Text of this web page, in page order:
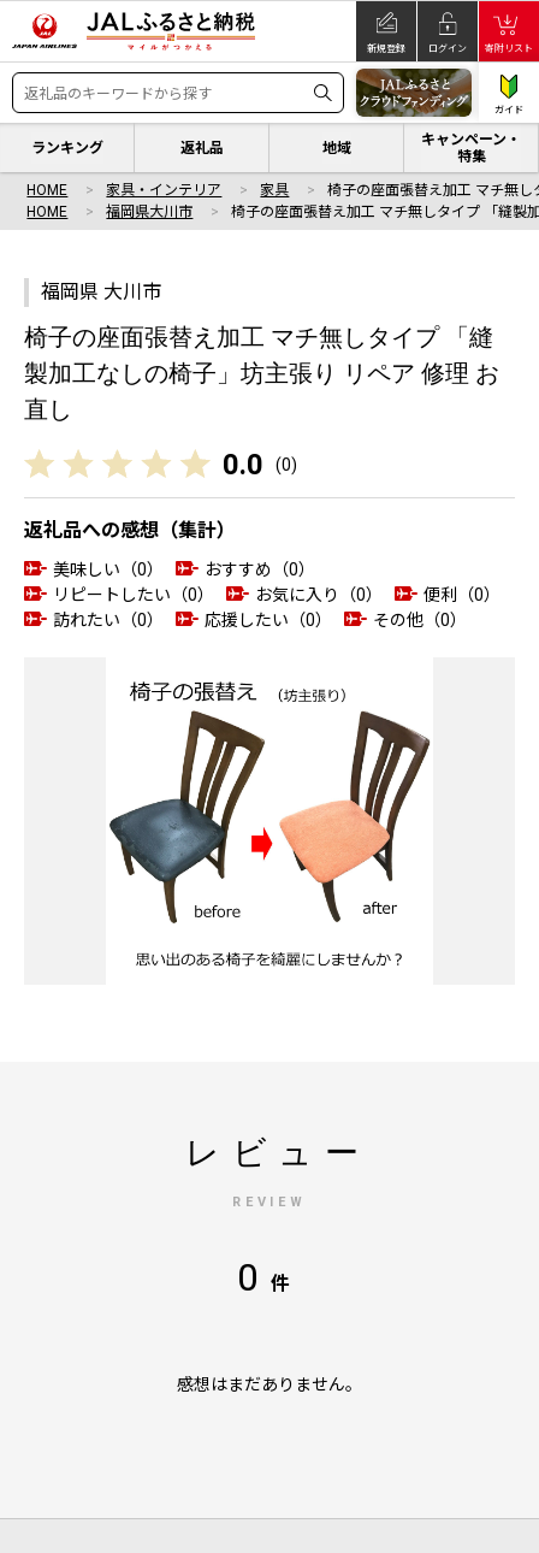
新規登録 ログイン 寄附リスト
ガイド
ランキング 返礼品 地域
キャンペーン・
特集
HOME 家具・インテリア 家具
椅子の座面張替え加工 マチ無
HOME
福岡県大川市 椅子の座面張替え加工 マチ無しタイプ 「縫製
福岡県 大川市
椅子の座面張替え加工 マチ無しタイプ 「縫
製加工なしの椅子」坊主張り リペア 修理 お
直し
0.0 (0)
返礼品への感想（集計）
美味しい（0）
おすすめ（0）
リピートしたい（0）
お気に入り（0）
便利（0）
訪れたい（0）
応援したい（0） その他（0）
レビュー
REVIEW
0 件
感想はまだありません。